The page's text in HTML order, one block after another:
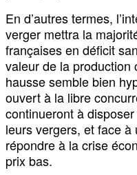
En d’autres termes,
verger mettra la
françaises en déficit
valeur de la production
hausse semble bien
ouvert à la libre
continueront à
leurs vergers, et face
répondre à la crise
prix bas.